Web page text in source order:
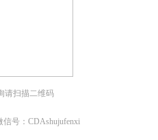
请扫描二维码
号：CDAshujufenxi